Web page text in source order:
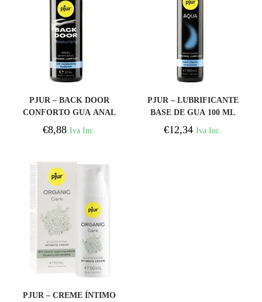
PJUR – BACK DOOR
CONFORTO GUA ANAL
LUBRIFICANTE 30 ML
€8,88 Iva Inc.
PJUR – LUBRIFICANTE
BASE DE GUA 100 ML
€12,34 Iva Inc.
COMPRAR
PJUR – CREME ÍNTIMO